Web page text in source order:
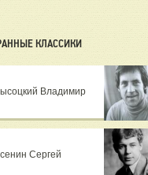
КЛАССИКИ
Владимир
Сергей